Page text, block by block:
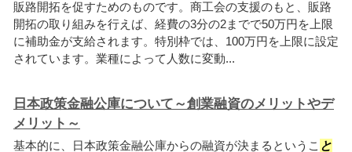
販路開拓を促すためのものです。商工会の支援のもと、販路
開拓の取り組みを行えば、経費の3分の2までで50万円を上限
に補助金が支給されます。特別枠では、100万円を上限に設定
されています。業種によって人数に変動...
日本政策金融公庫について～創業融資のメリットやデ
メリット～
基本的に、日本政策金融公庫からの融資が決まるというこ と